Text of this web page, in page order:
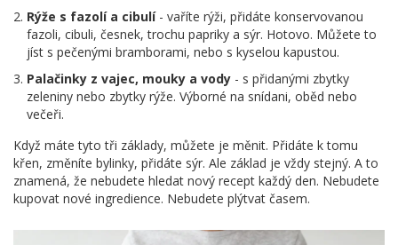
Rýže s fazolí a cibulí- vaříte rýži, přidáte konservovanou
fazoli, cibuli, česnek, trochu papriky a sýr. Hotovo. Můžete to
jíst s pečenými bramborami, nebo s kyselou kapustou.
Palačinky z vajec, mouky a vody - s přidanými zbytky
zeleniny nebo zbytky rýže. Výborné na snídani, oběd nebo
večeři.
Když máte tyto tři základy, můžete je měnit. Přidáte k tomu
křen, změníte bylinky, přidáte sýr. Ale základ je vždy stejný. A to
znamená, že nebudete hledat nový recept každý den. Nebudete
kupovat nové ingredience. Nebudete plýtvat časem.